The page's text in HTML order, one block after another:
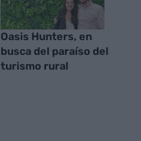
Oasis Hunters, en
busca del paraíso del
turismo rural